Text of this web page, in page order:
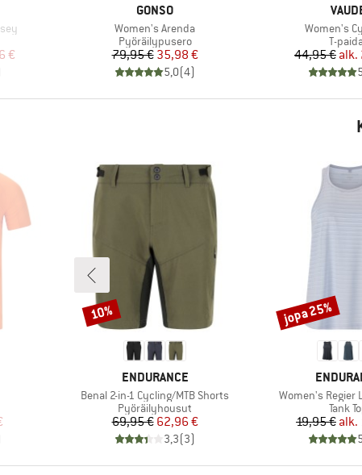
hinta
€
MERKKI
GONSO
Tuote
Women's Arenda
Tuoteryhmä
Pyöräilypusero
Hinta
79,95 €Alennettu hinta
35,98 €
5,0(4)
Tuote
Women's
T-
44,95 € alk.
hinta
MERKKI
ENDURANCE
Tuote
Benal 2-in-1 Cycling/MTB Shorts
Tuoteryhmä
Pyöräilyhousut
Hinta
69,95 €Alennettu hinta
62,96 €
3,3(3)
Alennus
10%
MERKKI
Tuote
Women's Regier
Tank
19,95 € alk.
Alennus
jopa 25%